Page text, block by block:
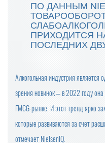
ОПТОВЫЕ
С
ПО ДАННЫМ
ПРИХОДИТСЯ
ПОСЛЕДНИХ
Алкогольная индустрия является
зрения новинок – в 2022 году она
FMCG-рынке. И этот тренд ярко
которые развиваются за счет
отмечает NielsenIQ.